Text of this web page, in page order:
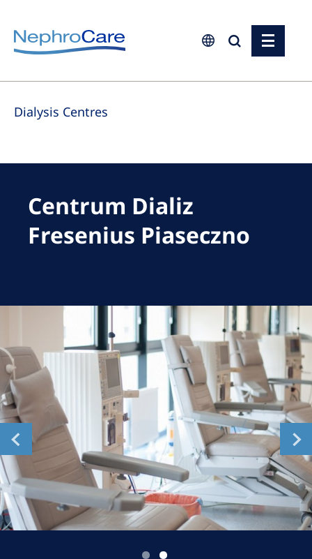
Europe
Czech Republic
Germany
Italy
Netherlands
Romania
Russia
Serbia
Slovakia
Slovenia
Spain
Sweden
Switzerland
United Kingdom
Dialysis Centres
Centrum Dializ
Fresenius Piaseczno